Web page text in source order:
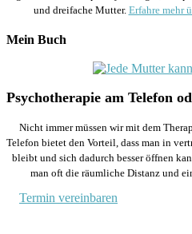
und dreifache Mutter. Erfahre mehr
Mein Buch
Psychotherapie am Telefon
Nicht immer müssen wir mit dem
Telefon bietet den Vorteil, dass man in
bleibt und sich dadurch besser öffnen
man oft die räumliche Distanz und
Termin vereinbaren